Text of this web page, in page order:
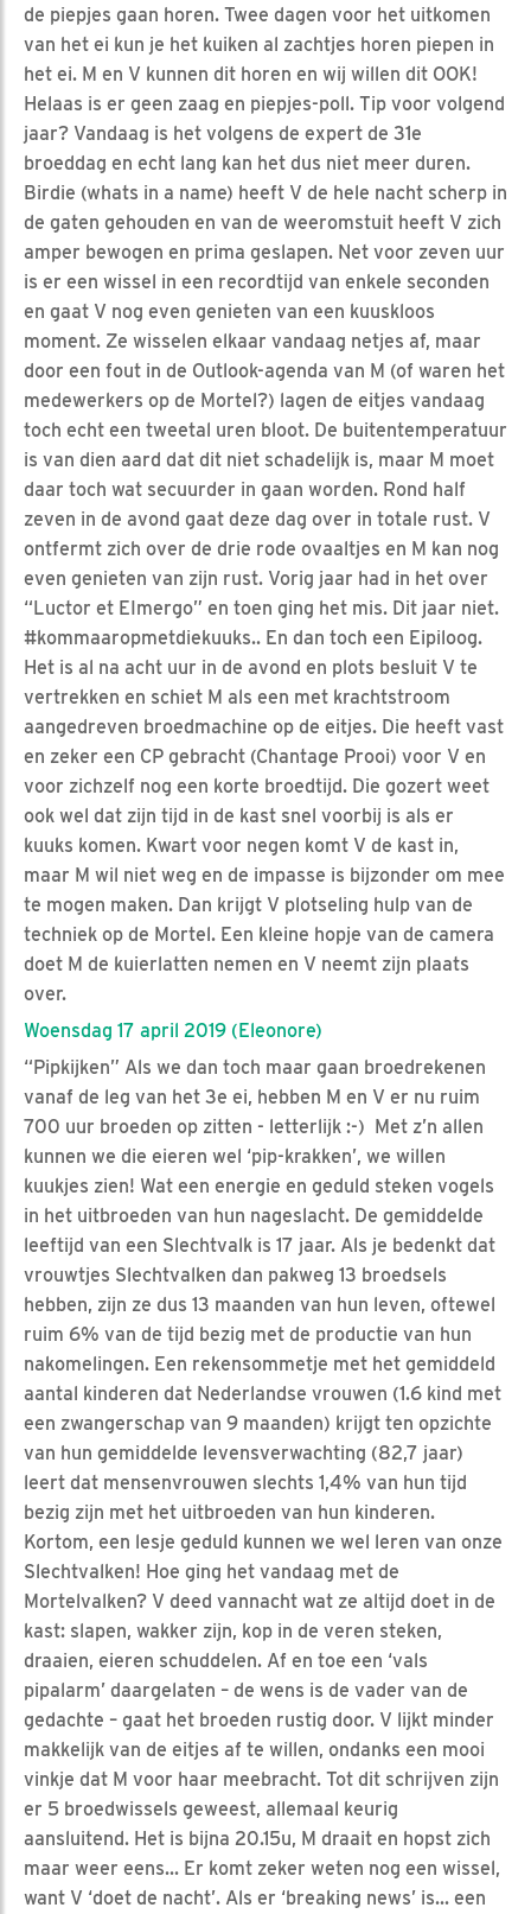
de piepjes gaan horen. Twee dagen voor het uitkomen
van het ei kun je het kuiken al zachtjes horen piepen in
het ei. M en V kunnen dit horen en wij willen dit OOK!
Helaas is er geen zaag en piepjes-poll. Tip voor volgend
jaar? Vandaag is het volgens de expert de 31e
broeddag en echt lang kan het dus niet meer duren.
Birdie (whats in a name) heeft V de hele nacht scherp in
de gaten gehouden en van de weeromstuit heeft V zich
amper bewogen en prima geslapen. Net voor zeven uur
is er een wissel in een recordtijd van enkele seconden
en gaat V nog even genieten van een kuuskloos
moment. Ze wisselen elkaar vandaag netjes af, maar
door een fout in de Outlook-agenda van M (of waren het
medewerkers op de Mortel?) lagen de eitjes vandaag
toch echt een tweetal uren bloot. De buitentemperatuur
is van dien aard dat dit niet schadelijk is, maar M moet
daar toch wat secuurder in gaan worden. Rond half
zeven in de avond gaat deze dag over in totale rust. V
ontfermt zich over de drie rode ovaaltjes en M kan nog
even genieten van zijn rust. Vorig jaar had in het over
“Luctor et EImergo” en toen ging het mis. Dit jaar niet.
#kommaaropmetdiekuuks.. En dan toch een Eipiloog.
Het is al na acht uur in de avond en plots besluit V te
vertrekken en schiet M als een met krachtstroom
aangedreven broedmachine op de eitjes. Die heeft vast
en zeker een CP gebracht (Chantage Prooi) voor V en
voor zichzelf nog een korte broedtijd. Die gozert weet
ook wel dat zijn tijd in de kast snel voorbij is als er
kuuks komen. Kwart voor negen komt V de kast in,
maar M wil niet weg en de impasse is bijzonder om mee
te mogen maken. Dan krijgt V plotseling hulp van de
techniek op de Mortel. Een kleine hopje van de camera
doet M de kuierlatten nemen en V neemt zijn plaats
over.
Woensdag 17 april 2019 (Eleonore)
“Pipkijken” Als we dan toch maar gaan broedrekenen
vanaf de leg van het 3e ei, hebben M en V er nu ruim
700 uur broeden op zitten - letterlijk :-) Met z’n allen
kunnen we die eieren wel ‘pip-krakken’, we willen
kuukjes zien! Wat een energie en geduld steken vogels
in het uitbroeden van hun nageslacht. De gemiddelde
leeftijd van een Slechtvalk is 17 jaar. Als je bedenkt dat
vrouwtjes Slechtvalken dan pakweg 13 broedsels
hebben, zijn ze dus 13 maanden van hun leven, oftewel
ruim 6% van de tijd bezig met de productie van hun
nakomelingen. Een rekensommetje met het gemiddeld
aantal kinderen dat Nederlandse vrouwen (1.6 kind met
een zwangerschap van 9 maanden) krijgt ten opzichte
van hun gemiddelde levensverwachting (82,7 jaar)
leert dat mensenvrouwen slechts 1,4% van hun tijd
bezig zijn met het uitbroeden van hun kinderen.
Kortom, een lesje geduld kunnen we wel leren van onze
Slechtvalken! Hoe ging het vandaag met de
Mortelvalken? V deed vannacht wat ze altijd doet in de
kast: slapen, wakker zijn, kop in de veren steken,
draaien, eieren schuddelen. Af en toe een ‘vals
pipalarm’ daargelaten – de wens is de vader van de
gedachte – gaat het broeden rustig door. V lijkt minder
makkelijk van de eitjes af te willen, ondanks een mooi
vinkje dat M voor haar meebracht. Tot dit schrijven zijn
er 5 broedwissels geweest, allemaal keurig
aansluitend. Het is bijna 20.15u, M draait en hopst zich
maar weer eens... Er komt zeker weten nog een wissel,
want V ‘doet de nacht’. Als er ‘breaking news’ is... een